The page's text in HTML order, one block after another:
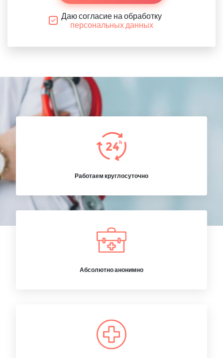
Даю согласие на обработку
персональных данных
Работаем круглосуточно
Абсолютно анонимно